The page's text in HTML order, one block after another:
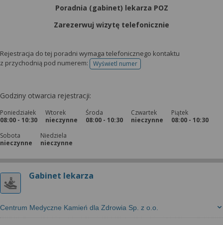
Poradnia (gabinet) lekarza POZ
Zarezerwuj wizytę telefonicznie
Rejestracja do tej poradni wymaga telefonicznego kontaktu
z przychodnią pod numerem:
Wyświetl numertelefonu do rejestracji
Godziny otwarcia rejestracji:
Poniedziałek
08:00 - 10:30
Wtorek
nieczynne
Środa
08:00 - 10:30
Czwartek
nieczynne
Piątek
08:00 - 10:30
Sobota
nieczynne
Niedziela
nieczynne
Gabinet lekarza
Centrum Medyczne Kamień dla Zdrowia Sp. z o.o.